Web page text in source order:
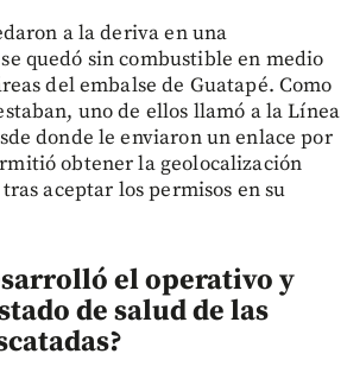
a la deriva en una
quedó sin combustible en medio
del embalse de Guatapé. Como
uno de ellos llamó a la Línea
donde le enviaron un enlace por
obtener la geolocalización
aceptar los permisos en su
el operativo y
de salud de las